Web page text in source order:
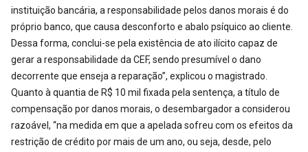
instituição bancária, a responsabilidade pelos danos morais é do
próprio banco, que causa desconforto e abalo psíquico ao cliente.
Dessa forma, conclui-se pela existência de ato ilícito capaz de
gerar a responsabilidade da CEF, sendo presumível o dano
decorrente que enseja a reparação”, explicou o magistrado.
Quanto à quantia de R$ 10 mil fixada pela sentença, a título de
compensação por danos morais, o desembargador a considerou
razoável, “na medida em que a apelada sofreu com os efeitos da
restrição de crédito por mais de um ano, ou seja, desde, pelo